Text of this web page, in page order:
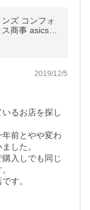
ズ コンフォ
商事 asics tr
2019/12/5
るお店を探し
前とやや変わ
した。
入しでも同じ
す。